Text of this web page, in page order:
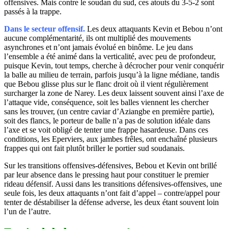
offensives. Mais contre le soudan du sud, ces atouts du 3-5-2 sont
passés à la trappe.
Dans le secteur offensif. Les deux attaquants Kevin et Bebou n’ont
aucune complémentarité, ils ont multiplié des mouvements
asynchrones et n’ont jamais évolué en binôme. Le jeu dans
l’ensemble a été animé dans la verticalité, avec peu de profondeur,
puisque Kevin, tout temps, cherche à décrocher pour venir conquérir
la balle au milieu de terrain, parfois jusqu’à la ligne médiane, tandis
que Bebou glisse plus sur le flanc droit où il vient régulièrement
surcharger la zone de Narey. Les deux laissent souvent ainsi l’axe de
l’attaque vide, conséquence, soit les balles viennent les chercher
sans les trouver, (un centre caviar d’Aziangbe en première partie),
soit des flancs, le porteur de balle n’a pas de solution idéale dans
l’axe et se voit obligé de tenter une frappe hasardeuse. Dans ces
conditions, les Eperviers, aux jambes frêles, ont enchaîné plusieurs
frappes qui ont fait plutôt briller le portier sud soudanais.
Sur les transitions offensives-défensives, Bebou et Kevin ont brillé
par leur absence dans le pressing haut pour constituer le premier
rideau défensif. Aussi dans les transitions défensives-offensives, une
seule fois, les deux attaquants n’ont fait d’appel – contre/appel pour
tenter de déstabiliser la défense adverse, les deux étant souvent loin
l’un de l’autre.